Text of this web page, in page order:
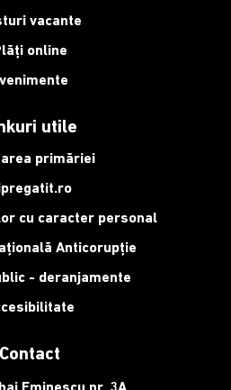
vacante
online
utile
primăriei
cu caracter personal
Anticorupție
- deranjamente
Contact